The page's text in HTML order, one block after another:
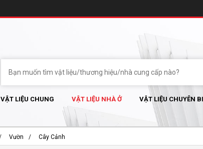
VẬT LIỆU CHUNG VẬT LIỆU NHÀ Ở VẬT LIỆU CHUYÊN
Vườn Cây Cảnh